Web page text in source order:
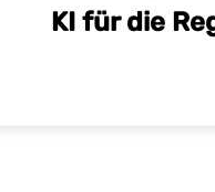
KI für die